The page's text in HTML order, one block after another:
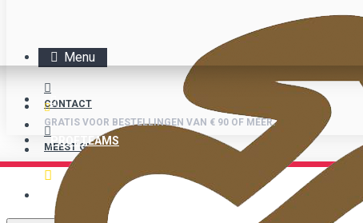
CONTACT
MEEST GESTELDE VRAGEN
GRATIS VOOR BESTELLINGEN VAN € 90 OF MEER.
Menu
PROFTEAMS
GRATIS VOOR BESTELLINGEN VAN € 90 OF MEER.